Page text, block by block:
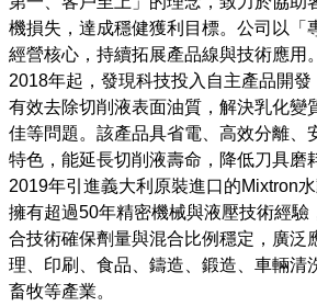
機損失，達成穩健獲利目標。公司以「
經營核心，持續拓展產品線與技術應用。
2018年起，發現科技投入自主產品開發
有效去除切削液表面油質，解決乳化變
佳等問題。該產品具省電、高效分離、
特色，能延長切削液壽命，降低刀具磨
2019年引進義大利原裝進口的Mixtron
擁有超過50年精密機械與液壓技術經驗
合技術確保劑量與混合比例穩定，廣泛
理、印刷、食品、鑄造、鍛造、車輛清
畜牧等產業。